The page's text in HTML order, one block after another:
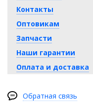
Контакты
Оптовикам
Запчасти
Наши гарантии
Оплата и доставка
Обратная связь